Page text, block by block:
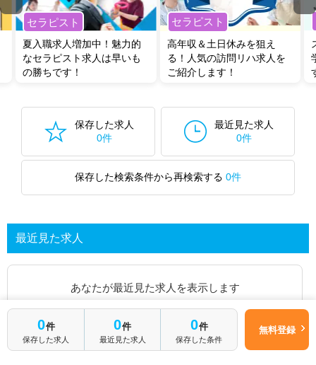
セラピスト
夏入職求人増加中！魅力的
なセラピスト求人は早いも
の勝ちです！
セラピスト
高年収＆土日休みを狙え
る！人気の訪問リハ求人を
ご紹介します！
保存した求人
0件
最近見た求人
0件
保存した検索条件から再検索する 0件
最近見た求人
あなたが最近見た求人を表示します
求人を探してみる
0件
保存した求人
0件
最近見た求人
0件
保存した条件
無料登録